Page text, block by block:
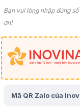
Bạn vui lòng nhập đúng
ơn!
Mã QR Zalo của